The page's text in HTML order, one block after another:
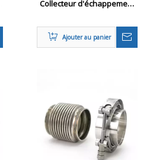
Collecteur d'échappement
les modèles BMW E30
Ajouter au panier